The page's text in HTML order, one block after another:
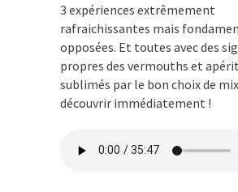
3 expériences extrêmement
rafraichissantes mais
opposées. Et toutes avec des
propres des vermouths et
sublimés par le bon choix de
découvrir immédiatement !